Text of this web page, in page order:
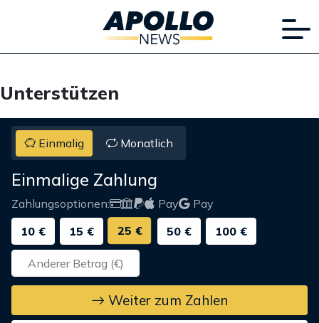
Unterstützen
Einmalig Monatlich
Einmalige Zahlung
Zahlungsoptionen: Pay
Pay
10 €
15 € 25 € 50 € 100 €
Weiter zum Zahlen